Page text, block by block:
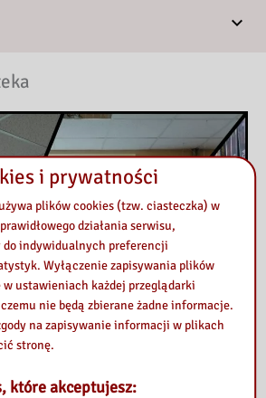
i prywatności
plików cookies (tzw. ciasteczka) w
działania serwisu,
do indywidualnych preferencji
Wyłączenie zapisywania plików
ustawieniach każdej przeglądarki
nie będą zbierane żadne informacje.
na zapisywanie informacji w plikach
stronę.
które akceptujesz: